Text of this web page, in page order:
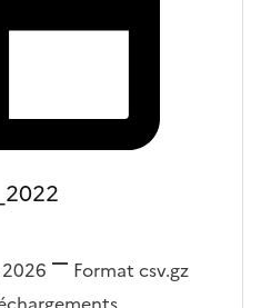
Format csv.gz